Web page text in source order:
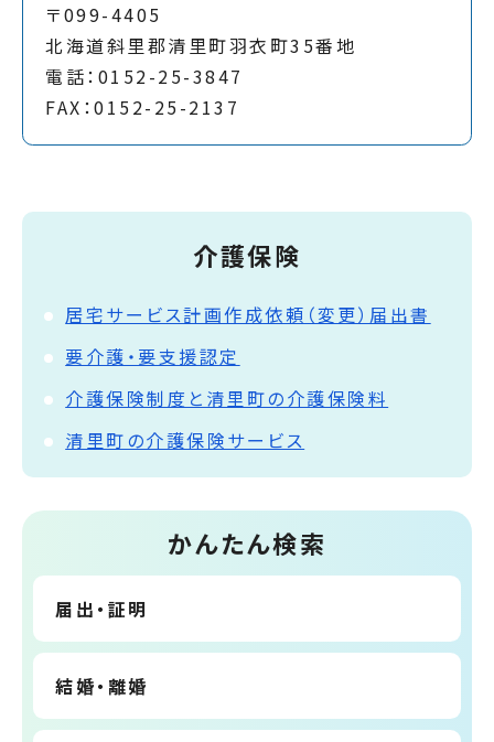
〒099-4405
北海道斜里郡清里町羽衣町35番地
電話：0152-25-3847
FAX：0152-25-2137
介護保険
居宅サービス計画作成依頼（変更）届出書
要介護・要支援認定
介護保険制度と清里町の介護保険料
清里町の介護保険サービス
かんたん検索
届出・証明
結婚・離婚